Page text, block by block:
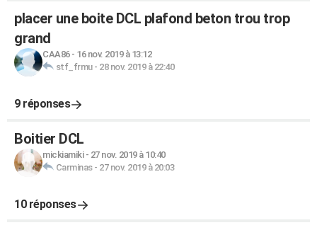
placer une boite DCL plafond beton trou trop
grand
CAA86- 16 nov. 2019 à 13:12
stf_frmu- 28 nov. 2019 à 22:40
9 réponses
Boitier DCL
mickiamiki- 27 nov. 2019 à 10:40
Carminas- 27 nov. 2019 à 20:03
10 réponses